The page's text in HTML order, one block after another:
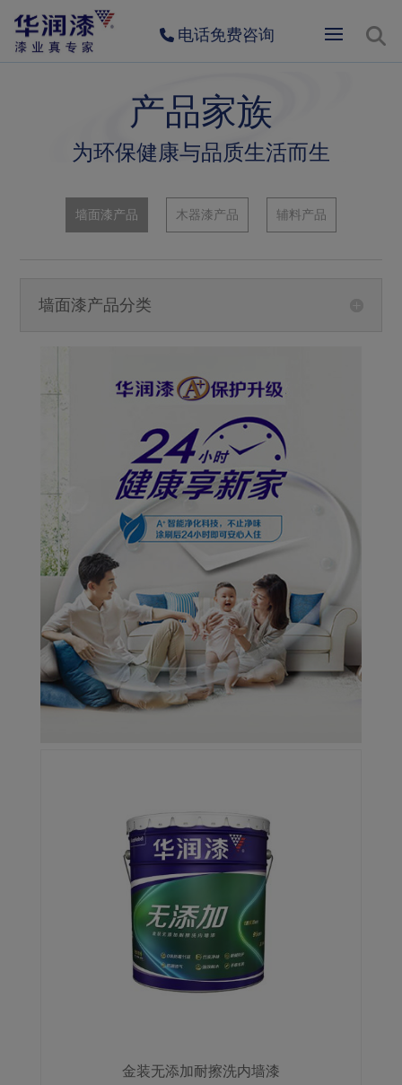
电话免费咨询
产品家族
为环保健康与品质生活而生
墙面漆产品 木器漆产品 辅料产品
墙面漆产品分类
金装无添加耐擦洗内墙漆